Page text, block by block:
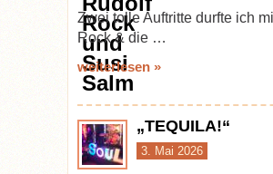
Zwei tolle Auftritte durfte ich
Rock & die …
weiterlesen »
„TEQUILA!“
3. Mai 2026